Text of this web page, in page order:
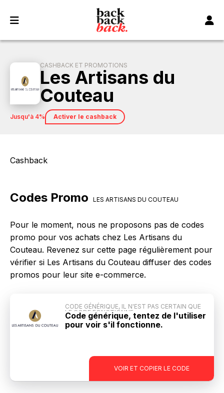
CASHBACK ET PROMOTIONS
Les Artisans du
Couteau
jusqu'à 4% Activer le cashback
Cashback
Codes Promo LES ARTISANS DU COUTEAU
Pour le moment, nous ne proposons pas de codes
promo pour vos achats chez Les Artisans du
Couteau. Revenez sur cette page régulièrement pour
vérifier si Les Artisans du Couteau diffuser des codes
promos pour leur site e-commerce.
VOIR ET COPIER LE CODE
CODE GÉNÉRIQUE, IL N'EST PAS CERTAIN QUE
LE CODE FONCTIONNE
Code générique, tentez de l'utiliser
pour voir s'il fonctionne.